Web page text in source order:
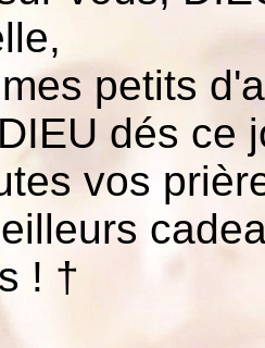
petits
dés ce
vos
! †